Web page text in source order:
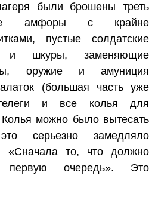
были брошены треть
амфоры с крайне
пустые солдатские
и шкуры, заменяющие
оружие и амуниция
(большая часть уже
и все колья для
Колья можно было вытесать
серьезно замедляло
«Сначала то, что должно
очередь». Это